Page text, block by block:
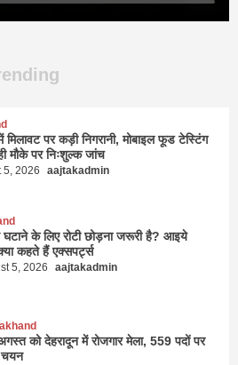
पर कड़ी निगरानी, मोबाइल फूड टेस्टिंग
मौके पर निःशुल्क जांच
5, 2026 aajtakadmin
के लिए रोटी छोड़ना जरूरी है? आइये
कहते हैं एक्सपर्ट्स
5, 2026 aajtakadmin
को देहरादून में रोजगार मेला, 559 पदों पर
चयन